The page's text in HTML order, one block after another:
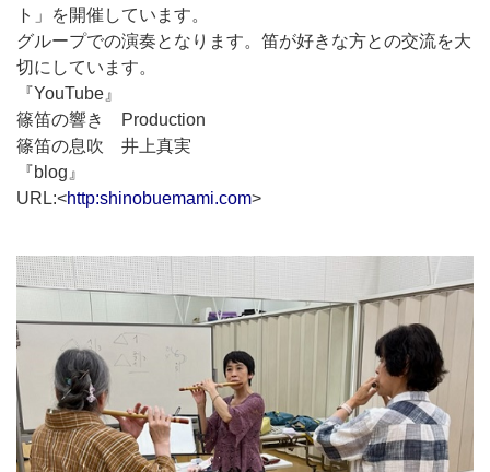
ト」を開催しています。
グループでの演奏となります。笛が好きな方との交流を大
切にしています。
『YouTube』
篠笛の響き Production
篠笛の息吹 井上真実
『blog』
URL:<http:shinobuemami.com>